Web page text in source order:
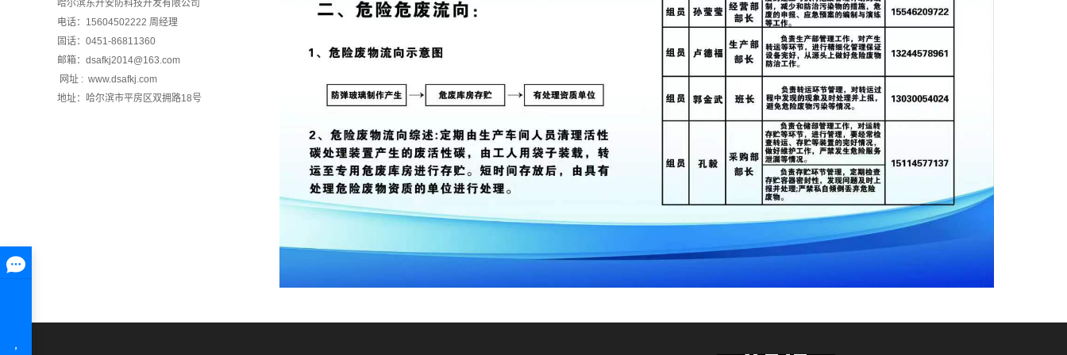
哈尔滨东升安防科技开发有限公司
电话：15604502222 周经理
固话：0451-86811360
邮箱：dsafkj2014@163.com
网址 : www.dsafkj.com
地址：哈尔滨市平房区双拥路18号